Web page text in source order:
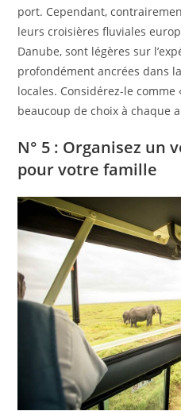
port. Cependant,
leurs croisières fluviales
Danube, sont légères sur
profondément ancrées dans
locales. Considérez-le comme
beaucoup de choix à chaque
N° 5 : Organisez un
pour votre famille